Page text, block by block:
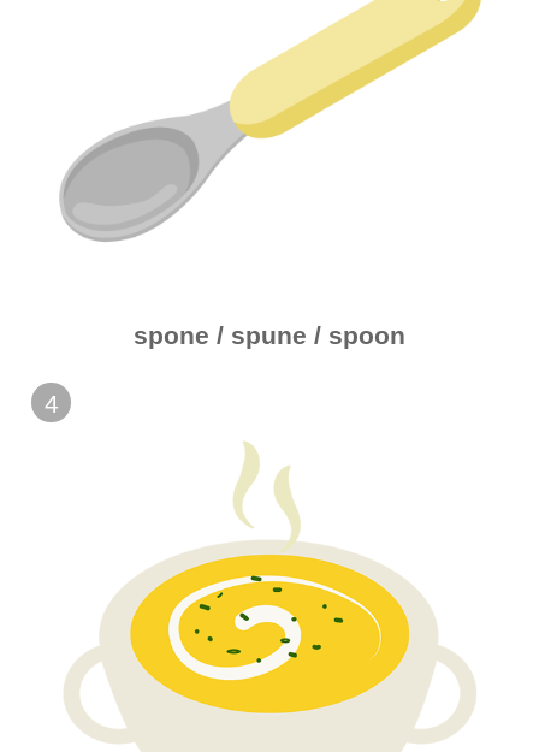
spone / spune / spoon
4